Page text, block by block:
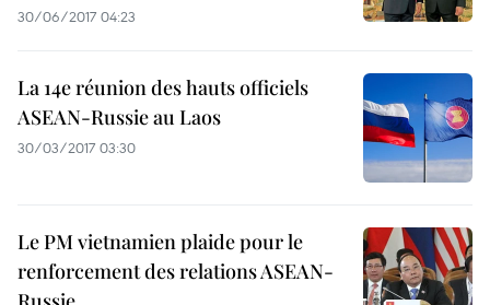
30/06/2017 04:23
La 14e réunion des hauts officiels
ASEAN-Russie au Laos
30/03/2017 03:30
Le PM vietnamien plaide pour le
renforcement des relations ASEAN-